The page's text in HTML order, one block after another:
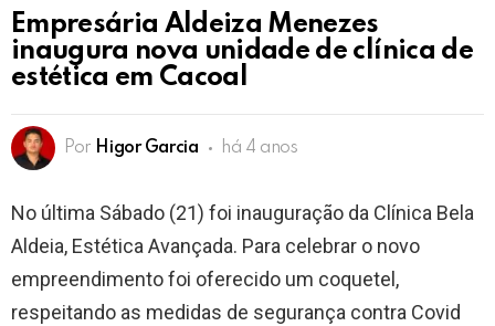
Empresária Aldeiza Menezes
inaugura nova unidade de clínica de
estética em Cacoal
Por Higor Garcia há 4 anos
No última Sábado (21) foi inauguração da Clínica Bela
Aldeia, Estética Avançada. Para celebrar o novo
empreendimento foi oferecido um coquetel,
respeitando as medidas de segurança contra Covid